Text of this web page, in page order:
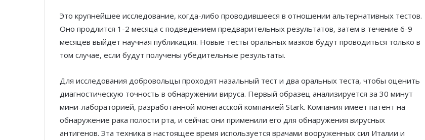
Это крупнейшее исследование, когда-либо проводившееся в отношении альтернативных тестов.
Оно продлится 1-2 месяца с подведением предварительных результатов, затем в течение 6-9
месяцев выйдет научная публикация. Новые тесты оральных мазков будут проводиться только в
том случае, если будут получены убедительные результаты.
Для исследования добровольцы проходят назальный тест и два оральных теста, чтобы оценить
диагностическую точность в обнаружении вируса. Первый образец анализируется за 30 минут
мини-лабораторией, разработанной монегасской компанией Stark. Компания имеет патент на
обнаружение рака полости рта, и сейчас они применили его для обнаружения вирусных
антигенов. Эта техника в настоящее время используется врачами вооруженных сил Италии и